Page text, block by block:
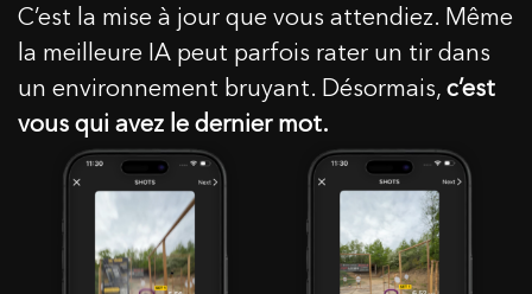
C’est la mise à jour que vous attendiez. Même
la meilleure IA peut parfois rater un tir dans
un environnement bruyant. Désormais, c’est
vous qui avez le dernier mot.
CONTACTEZ-NOUS